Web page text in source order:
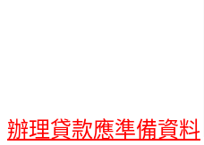
辦理貸款應準備資料